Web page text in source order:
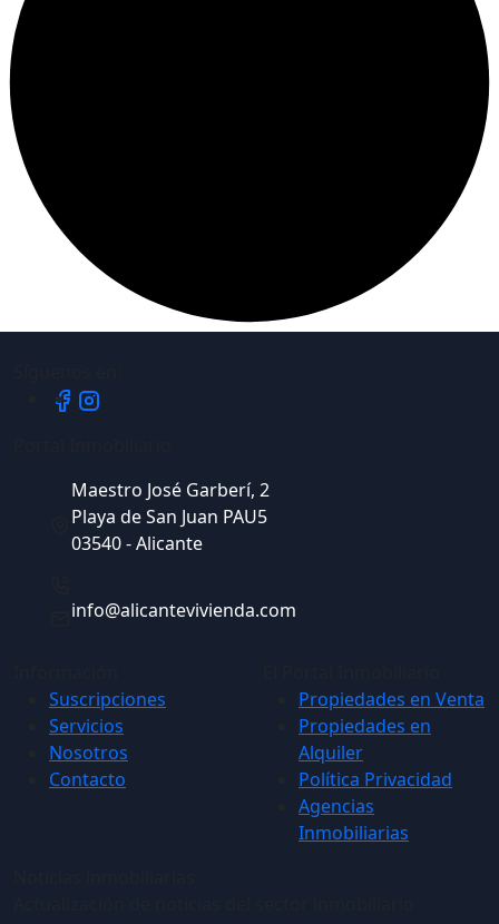
Maestro José Garberí, 2
Playa de San Juan PAU5
03540 - Alicante
info@alicantevivienda.com
Suscripciones
Servicios
Nosotros
Contacto
Propiedades en Venta
Propiedades en
Alquiler
Política Privacidad
Agencias
Inmobiliarias